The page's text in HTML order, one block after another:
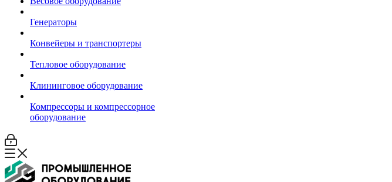
Генераторы
Конвейеры и транспортеры
Тепловое оборудование
Клининговое оборудование
Компрессоры и компрессорное
оборудование